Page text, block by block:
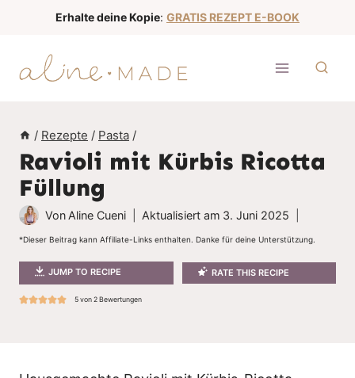
Erhalte deine Kopie: GRATIS REZEPT E-BOOK
/ Rezepte / Pasta /
Ravioli mit Kürbis Ricotta
Füllung
Von Aline Cueni Aktualisiert am 3. Juni 2025
*Dieser Beitrag kann Affiliate-Links enthalten. Danke für deine Unterstützung.
JUMP TO RECIPE RATE THIS RECIPE
5von2Bewertungen